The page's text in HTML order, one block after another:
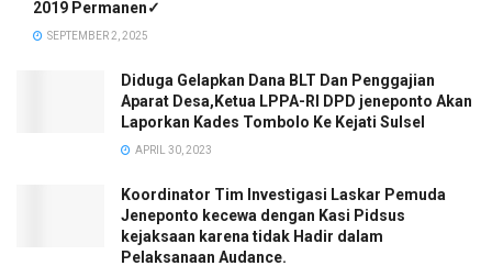
2019 Permanen✓
SEPTEMBER 2, 2025
Diduga Gelapkan Dana BLT Dan Penggajian
Aparat Desa,Ketua LPPA-RI DPD jeneponto Akan
Laporkan Kades Tombolo Ke Kejati Sulsel
APRIL 30, 2023
Koordinator Tim Investigasi Laskar Pemuda
Jeneponto kecewa dengan Kasi Pidsus
kejaksaan karena tidak Hadir dalam
Pelaksanaan Audance.